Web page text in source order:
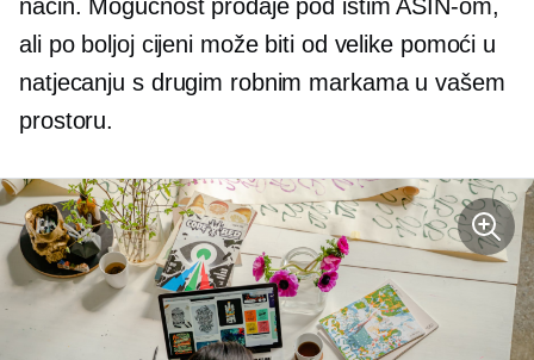
način. Mogućnost prodaje pod istim ASIN-om,
ali po boljoj cijeni može biti od velike pomoći u
natjecanju s drugim robnim markama u vašem
prostoru.